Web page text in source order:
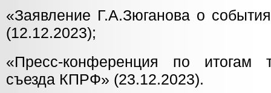
«Заявление Г.А.Зюганова о
(12.12.2023);
«Пресс-конференция по итогам
съезда КПРФ» (23.12.2023).